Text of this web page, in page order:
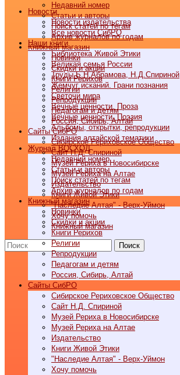
Недавний номер
Статьи и авторы
Поиск статей по тегам
Архив журналов по годам
Книжный магазин
Новинки
Скидки и акции
Книги Рерихов
Религии
Репродукции
Педагогам и детям
Россия, Сибирь, Алтай
Cайты СибРО
Сибирское Рериховское Общество
Сайт Н.Д. Спириной
Музей Рериха в Новосибирске
Музей Рериха на Алтае
Издательство
Книги Живой Этики
"Наследие Алтая" - Верх-Уймон
Хочу помочь
Книжный магазин
Поиск
Новости
Новости издательства
Все новости СибРО
Наши книги
Библиотека Живой Этики
Великая семья России
Труды Б.Н.Абрамова, Н.Д.Спириной
Жемчуг исканий. Грани познания
Светочи мира
Вечные ценности. Проза
Вечные ценности. Поэзия
Альбомы, открытки, репродукции
Издания алтайской тематики
Журнал ВОСХОД
Недавний номер
Статьи и авторы
Поиск статей по тегам
Архив журналов по годам
Книжный магазин
Новинки
Скидки и акции
Книги Рерихов
Религии
Репродукции
Педагогам и детям
Россия, Сибирь, Алтай
Cайты СибРО
Сибирское Рериховское Общество
Сайт Н.Д. Спириной
Музей Рериха в Новосибирске
Музей Рериха на Алтае
Издательство
Книги Живой Этики
"Наследие Алтая" - Верх-Уймон
Хочу помочь